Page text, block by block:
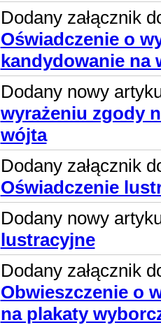
Dodany załącznik
Oświadczenie o
kandydowanie na
Dodany nowy
wyrażeniu zgody
wójta
Dodany załącznik
Oświadczenie
Dodany nowy
lustracyjne
Dodany załącznik
Obwieszczenie o
na plakaty